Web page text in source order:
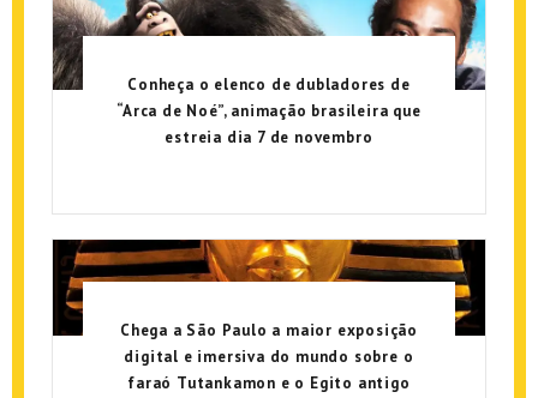
Conheça o elenco de dubladores de
“Arca de Noé”, animação brasileira que
estreia dia 7 de novembro
Chega a São Paulo a maior exposição
digital e imersiva do mundo sobre o
faraó Tutankamon e o Egito antigo